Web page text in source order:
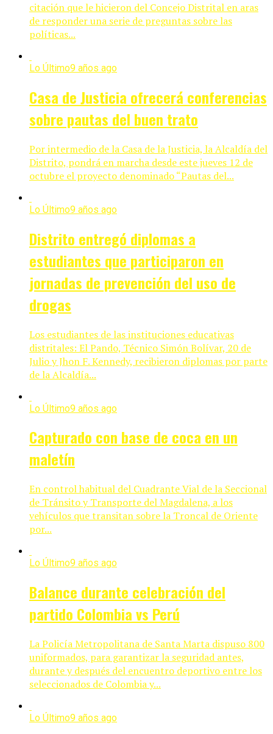
citación que le hicieron del Concejo Distrital en aras
de responder una serie de preguntas sobre las
políticas...
Lo Último9 años ago
Casa de Justicia ofrecerá conferencias
sobre pautas del buen trato
Por intermedio de la Casa de la Justicia, la Alcaldía del
Distrito, pondrá en marcha desde este jueves 12 de
octubre el proyecto denominado “Pautas del...
Lo Último9 años ago
Distrito entregó diplomas a
estudiantes que participaron en
jornadas de prevención del uso de
drogas
Los estudiantes de las instituciones educativas
distritales: El Pando, Técnico Simón Bolívar, 20 de
Julio y Jhon F. Kennedy, recibieron diplomas por parte
de la Alcaldía...
Lo Último9 años ago
Capturado con base de coca en un
maletín
En control habitual del Cuadrante Vial de la Seccional
de Tránsito y Transporte del Magdalena, a los
vehículos que transitan sobre la Troncal de Oriente
por...
Lo Último9 años ago
Balance durante celebración del
partido Colombia vs Perú
La Policía Metropolitana de Santa Marta dispuso 800
uniformados, para garantizar la seguridad antes,
durante y después del encuentro deportivo entre los
seleccionados de Colombia y...
Lo Último9 años ago